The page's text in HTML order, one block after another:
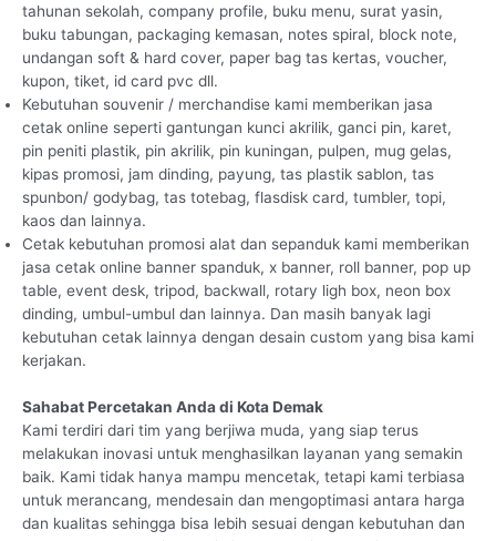
tahunan sekolah, company profile, buku menu, surat yasin,
buku tabungan, packaging kemasan, notes spiral, block note,
undangan soft & hard cover, paper bag tas kertas, voucher,
kupon, tiket, id card pvc dll.
Kebutuhan souvenir / merchandise kami memberikan jasa
cetak online seperti gantungan kunci akrilik, ganci pin, karet,
pin peniti plastik, pin akrilik, pin kuningan, pulpen, mug gelas,
kipas promosi, jam dinding, payung, tas plastik sablon, tas
spunbon/ godybag, tas totebag, flasdisk card, tumbler, topi,
kaos dan lainnya.
Cetak kebutuhan promosi alat dan sepanduk kami memberikan
jasa cetak online banner spanduk, x banner, roll banner, pop up
table, event desk, tripod, backwall, rotary ligh box, neon box
dinding, umbul-umbul dan lainnya. Dan masih banyak lagi
kebutuhan cetak lainnya dengan desain custom yang bisa kami
kerjakan.
Sahabat Percetakan Anda di Kota Demak
Kami terdiri dari tim yang berjiwa muda, yang siap terus
melakukan inovasi untuk menghasilkan layanan yang semakin
baik. Kami tidak hanya mampu mencetak, tetapi kami terbiasa
untuk merancang, mendesain dan mengoptimasi antara harga
dan kualitas sehingga bisa lebih sesuai dengan kebutuhan dan